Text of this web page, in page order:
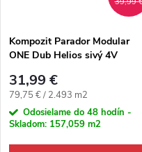
Kompozit Parador Modular
ONE Dub Helios sivý 4V
31,99 €
Jednotková cena:
79,75 € / 2.493 m2
Odosielame do 48 hodín -
Skladom: 157,059 m2